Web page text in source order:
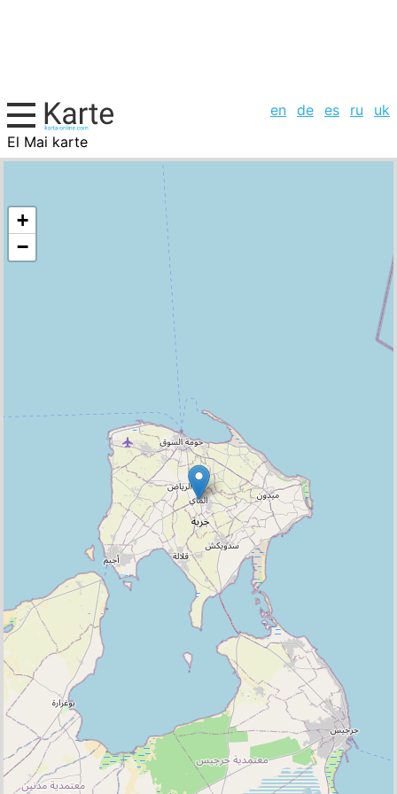
en de es ru
uk
El Mai karte
Tunesien, Städte-Liste
+
−